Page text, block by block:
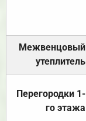
Межвенцовый
утеплитель
Перегородки 1-
го этажа